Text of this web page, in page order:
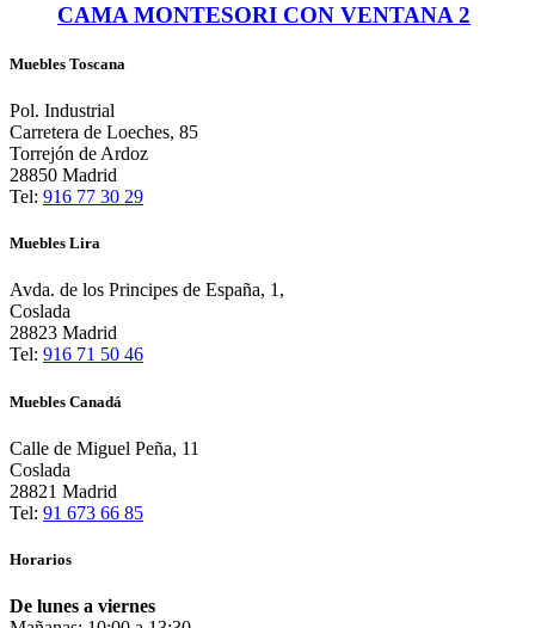
CAMA MONTESORI CON VENTANA 2
Muebles Toscana
Pol. Industrial
Carretera de Loeches, 85
Torrejón de Ardoz
28850 Madrid
Tel: 916 77 30 29
Muebles Lira
Avda. de los Principes de España, 1,
Coslada
28823 Madrid
Tel: 916 71 50 46
Muebles Canadá
Calle de Miguel Peña, 11
Coslada
28821 Madrid
Tel: 91 673 66 85
Horarios
De lunes a viernes